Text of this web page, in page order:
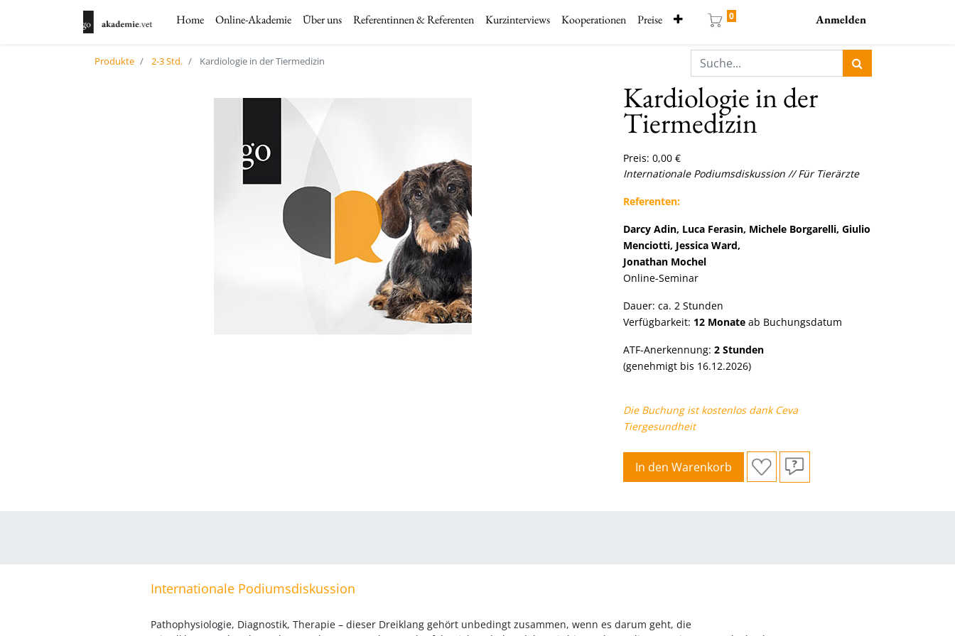
Home Online-Akademie Über uns Referentinnen & Referenten Kurzinterviews Kooperationen Preise 0 Anmelden
Produkte 2-3 Std. Kardiologie in der Tiermedizin
Kardiologie in der
Tiermedizin
Preis: 0,00 €
Internationale Podiumsdiskussion //Für Tierärzte
Referenten:
Darcy Adin, Luca Ferasin, Michele Borgarelli, Giulio
Menciotti, Jessica Ward,
Jonathan Mochel
Online-Seminar
Dauer: ca. 2 Stunden
Verfügbarkeit: 12 Monate ab Buchungsdatum
ATF-Anerkennung: 2 Stunden
(genehmigt bis 16.12.2026)
Die Buchung ist kostenlos dank Ceva
Tiergesundheit
In den Warenkorb
Internationale Podiumsdiskussion
Pathophysiologie, Diagnostik, Therapie – dieser Dreiklang gehört unbedingt zusammen, wenn es darum geht, die